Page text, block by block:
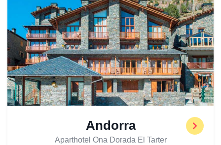
Andorra
Aparthotel Ona Dorada El Tarter